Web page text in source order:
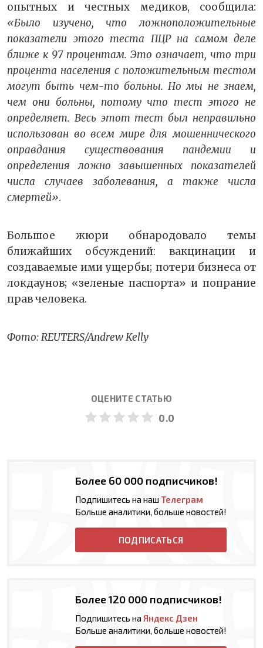
опытных и честных медиков, сообщила:
«Было изучено, что ложноположительные
показатели этого теста ПЦР на самом деле
ближе к 97 процентам. Это означает, что три
процента населения с положительным тестом
могут быть чем-то больны. Но мы не знаем,
чем они больны, потому что тест этого не
определяет. Весь этот тест был неправильно
использован во всем мире для мошеннического
оправдания существования пандемии и
определения ложно завышенных показателей
числа случаев заболевания, а также числа
смертей».
Большое жюри обнародовало темы
ближайших обсуждений: вакцинации и
создаваемые ими ущербы; потери бизнеса от
локдаунов; «зеленые паспорта» и попрание
прав человека.
Фото: REUTERS/Andrew Kelly
ОЦЕНИТЕ СТАТЬЮ
0.0
Более 60 000 подписчиков!
Подпишитесь на наш Телеграм
Больше аналитики, больше новостей!
ПОДПИСАТЬСЯ
Более 120 000 подписчиков!
Подпишитесь на Яндекс Дзен
Больше аналитики, больше новостей!